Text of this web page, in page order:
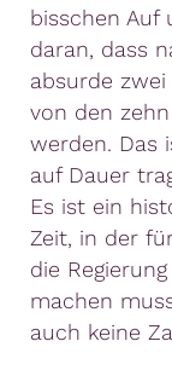
bisschen Auf
daran, dass
absurde
von den
werden. Das
auf Dauer
Es ist ein
Zeit, in der
die
machen
auch keine